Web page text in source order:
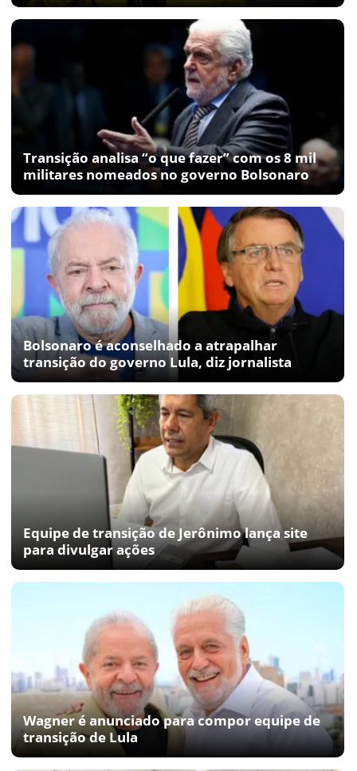
Transição analisa “o que fazer” com os 8 mil
militares nomeados no governo Bolsonaro
Bolsonaro é aconselhado a atrapalhar
transição do governo Lula, diz jornalista
Equipe de transição de Jerônimo lança site
para divulgar ações
Wagner é anunciado para compor equipe de
transição de Lula